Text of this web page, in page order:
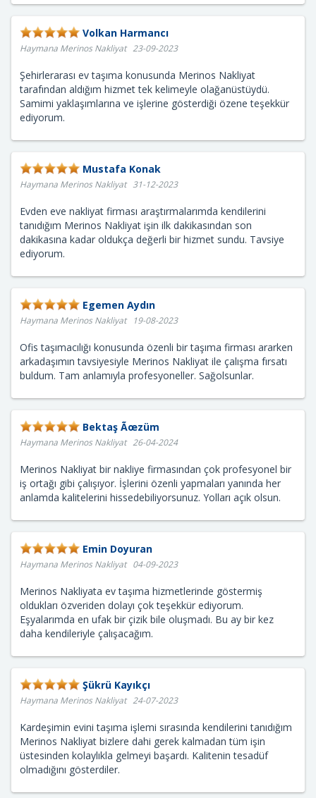
Volkan Harmancı
Haymana Merinos Nakliyat 23-09-2023
Şehirlerarası ev taşıma konusunda Merinos Nakliyat
tarafından aldığım hizmet tek kelimeyle olağanüstüydü.
Samimi yaklaşımlarına ve işlerine gösterdiği özene teşekkür
ediyorum.
Mustafa Konak
Haymana Merinos Nakliyat 31-12-2023
Evden eve nakliyat firması araştırmalarımda kendilerini
tanıdığım Merinos Nakliyat işin ilk dakikasından son
dakikasına kadar oldukça değerli bir hizmet sundu. Tavsiye
ediyorum.
Egemen Aydın
Haymana Merinos Nakliyat 19-08-2023
Ofis taşımacılığı konusunda özenli bir taşıma firması ararken
arkadaşımın tavsiyesiyle Merinos Nakliyat ile çalışma fırsatı
buldum. Tam anlamıyla profesyoneller. Sağolsunlar.
Bektaş Ãœzüm
Haymana Merinos Nakliyat 26-04-2024
Merinos Nakliyat bir nakliye firmasından çok profesyonel bir
iş ortağı gibi çalışıyor. İşlerini özenli yapmaları yanında her
anlamda kalitelerini hissedebiliyorsunuz. Yolları açık olsun.
Emin Doyuran
Haymana Merinos Nakliyat 04-09-2023
Merinos Nakliyata ev taşıma hizmetlerinde göstermiş
oldukları özveriden dolayı çok teşekkür ediyorum.
Eşyalarımda en ufak bir çizik bile oluşmadı. Bu ay bir kez
daha kendileriyle çalışacağım.
Şükrü Kayıkçı
Haymana Merinos Nakliyat 24-07-2023
Kardeşimin evini taşıma işlemi sırasında kendilerini tanıdığım
Merinos Nakliyat bizlere dahi gerek kalmadan tüm işin
üstesinden kolaylıkla gelmeyi başardı. Kalitenin tesadüf
olmadığını gösterdiler.